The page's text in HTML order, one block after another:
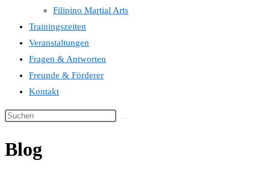
Filipino Martial Arts
Trainingszeiten
Veranstaltungen
Fragen & Antworten
Freunde & Förderer
Kontakt
Blog